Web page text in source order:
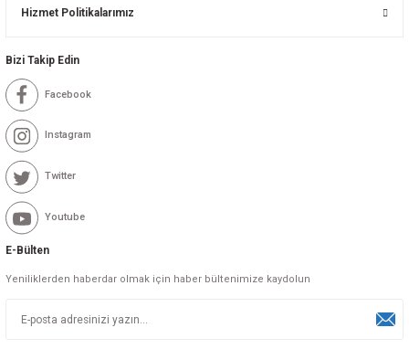
Hizmet Politikalarımız
Bizi Takip Edin
Facebook
Instagram
Twitter
Youtube
E-Bülten
Yeniliklerden haberdar olmak için haber bültenimize kaydolun